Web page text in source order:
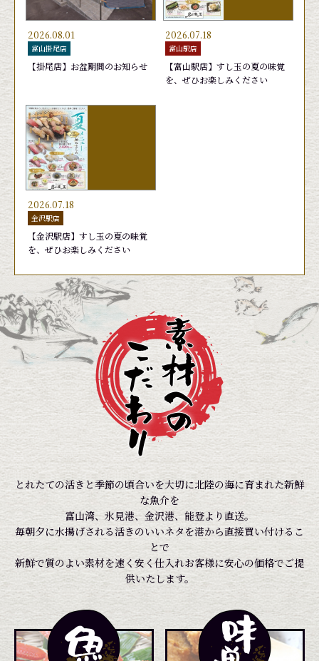
ンチ 1,650円 おまかせ10貫盛り
き７(セブン) おすすめ11貫盛り
あおりいか
440円
天然ブリ
旬鮮かがやき盛り
1,760円
お勧め７選 加
2026.08.01
富山掛尾店
【掛尾店】お盆期間のお知らせ
2026.07.18
富山駅店
【富山駅店】すし玉の夏の味覚
を、ぜひお楽しみください
2026.07.18
金沢駅店
【金沢駅店】すし玉の夏の味覚
を、ぜひお楽しみください
とれたての活きと季節の頃合いを大切に北陸の海に育まれた新鮮
な魚介を
富山湾、氷見港、金沢港、能登より直送。
毎朝夕に水揚げされる活きのいいネタを港から直接買い付けるこ
とで
新鮮で質のよい素材を速く安く仕入れお客様に安心の価格でご提
供いたします。